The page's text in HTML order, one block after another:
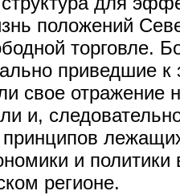
положений
торговле.
приведшие к
свое отражение
и,
принципов
и политики
регионе.